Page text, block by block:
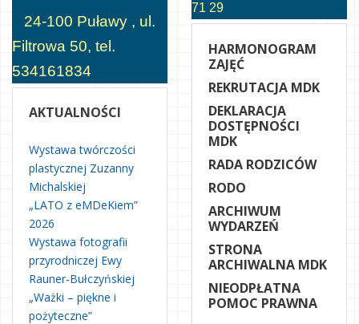
24-100 Puławy , ul.
Filtrowa 50, tel.
534161834
AKTUALNOŚCI
Wystawa twórczości
plastycznej Zuzanny
Michalskiej
„LATO z eMDeKiem”
2026
Wystawa fotografii
przyrodniczej Ewy
Rauner-Bułczyńskiej
„Ważki – piękne i
pożyteczne”
71 29
HARMONOGRAM
ZAJĘĆ
REKRUTACJA MDK
DEKLARACJA
DOSTĘPNOŚCI
MDK
RADA RODZICÓW
RODO
ARCHIWUM
WYDARZEŃ
STRONA
ARCHIWALNA MDK
NIEODPŁATNA
POMOC PRAWNA